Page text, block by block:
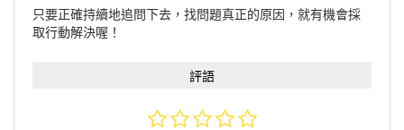
只要正確持續地追問下去，找問題真正的原因，就有機會採
取行動解決喔！
評語